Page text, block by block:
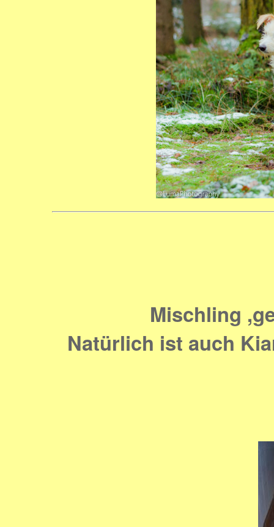
Mischling
Natürlich ist auch